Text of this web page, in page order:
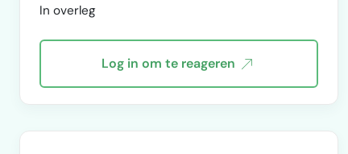
In overleg
Log in om te reageren